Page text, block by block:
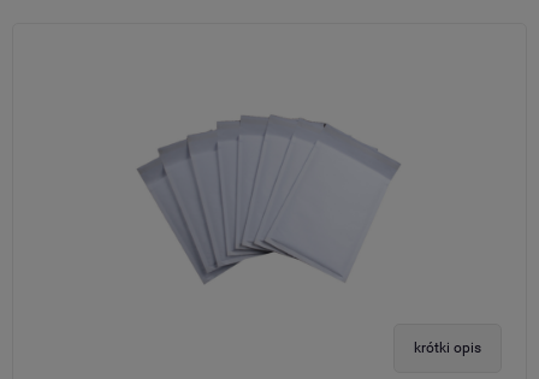
krótki opis